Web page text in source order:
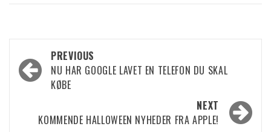
Post
navigation
PREVIOUS
NU HAR GOOGLE LAVET EN TELEFON DU SKAL
KØBE
NEXT
KOMMENDE HALLOWEEN NYHEDER FRA APPLE!